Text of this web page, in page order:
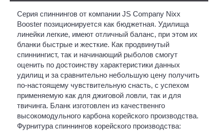
Серия спиннингов от компании JS Company Nixx
Booster позиционируется как бюджетная. Удилища
линейки легкие, имеют отличный баланс, при этом их
бланки быстрые и жесткие. Как продвинутый
спиннингист, так и начинающий рыболов смогут
оценить по достоинству характеристики данных
удилищ и за сравнительно небольшую цену получить
по-настоящему чувствительную снасть, с успехом
применяемую как для джиговой ловли, так и для
твичинга. Бланк изготовлен из качественнго
высокомодульного карбона корейского производства.
Фурнитура спиннингов корейского производства: